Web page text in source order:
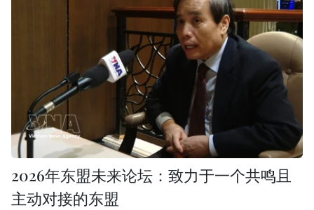
2026年东盟未来论坛：致力于一个共鸣且
主动对接的东盟